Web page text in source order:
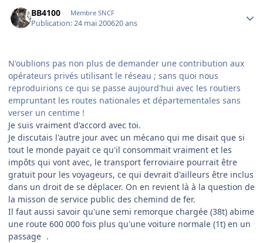
BB4100 Membre SNCF
Publication:24 mai 200620 ans
N'oublions pas non plus de demander une contribution aux
opérateurs privés utilisant le réseau ; sans quoi nous
reproduirions ce qui se passe aujourd'hui avec les routiers
empruntant les routes nationales et départementales sans
verser un centime !
Je suis vraiment d'accord avec toi.
Je discutais l'autre jour avec un mécano qui me disait que si
tout le monde payait ce qu'il consommait vraiment et les
impôts qui vont avec, le transport ferroviaire pourrait être
gratuit pour les voyageurs, ce qui devrait d'ailleurs être inclus
dans un droit de se déplacer. On en revient là à la question de
la misson de service public des chemind de fer.
Il faut aussi savoir qu'une semi remorque chargée (38t) abime
une route 600 000 fois plus qu'une voiture normale (1t) en un
passage .